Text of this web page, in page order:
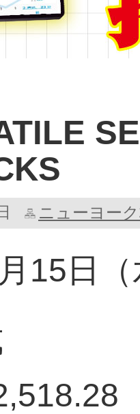
ニューヨー
15日